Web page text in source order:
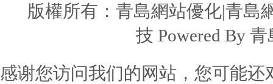
版權所有：青島網站優化|青島
技 Powered By
感谢您访问我们的网站，您可能还